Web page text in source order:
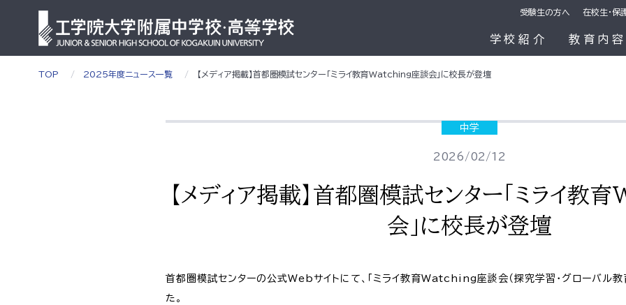
学校紹介 教育内容
受験生の方へ 在校生・保
TOP 2025年度ニュース一覧 【メディア掲載】首都圏模試センター「ミライ教育Watching座談会」に校長が登壇
中学
2026/02/12
【メディア掲載】首都圏模試センター「ミライ
会」に校長が登壇
首都圏模試センターの公式Webサイトにて、「ミライ教育Watching座談会（探究学習・グローバル教
た。